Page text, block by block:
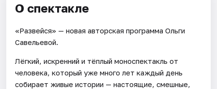
О спектакле
«Развейся» — новая авторская программа Ольги
Савельевой.
Лёгкий, искренний и тёплый моноспектакль от
человека, который уже много лет каждый день
собирает живые истории — настоящие, смешные,